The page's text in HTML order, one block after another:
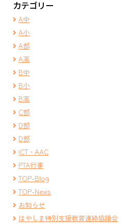
カテゴリー
A中
A小
A部
A高
B中
B小
B高
C部
D部
D部
ICT・AAC
PTA行事
TOP-Blog
TOP-News
お知らせ
はやしま特別支援教育連絡協議会